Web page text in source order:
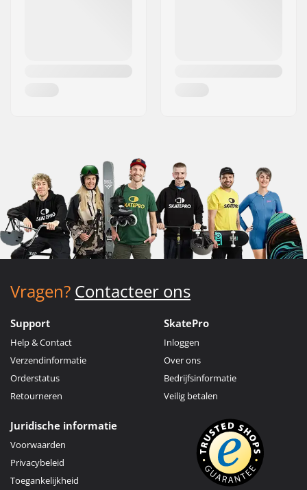
Vragen? Contacteer ons
Support
Help & Contact
Verzendinformatie
Orderstatus
Retourneren
SkatePro
Inloggen
Over ons
Bedrijfsinformatie
Veilig betalen
Juridische informatie
Voorwaarden
Privacybeleid
Toegankelijkheid